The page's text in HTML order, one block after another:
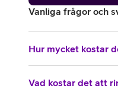
Vanliga frågor och
Hur mycket kostar
Vad kostar det att